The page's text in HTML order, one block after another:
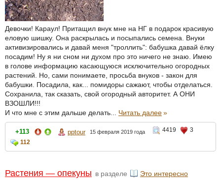
Девочки! Караул! Притащил внук мне на НГ в подарок красивую
еловую шишку. Она раскрылась и посыпались семена. Внуки
активизировались и давай меня "троллить": бабушка давай ёлку
посадим! Ну я ни сном ни духом про это ничего не знаю. Имею
в голове информацию касающуюся исключительно огородных
растений. Но, сами понимаете, просьба внуков - закон для
бабушки. Посадила, как... помидоры сажают, чтобы отделаться.
Сохранила, так сказать, свой огородный авторитет. А ОНИ
ВЗОШЛИ!!!
И что мне с этим дальше делать... Читать далее»
+113 pptour 15 февраля 2019 года 4419
3
112
Растения — опекуны в разделе Это интересно